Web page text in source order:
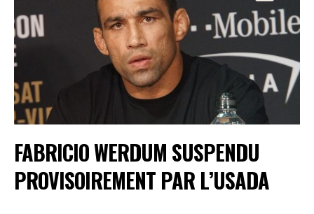
FABRICIO WERDUM SUSPENDU
PROVISOIREMENT PAR L’USADA